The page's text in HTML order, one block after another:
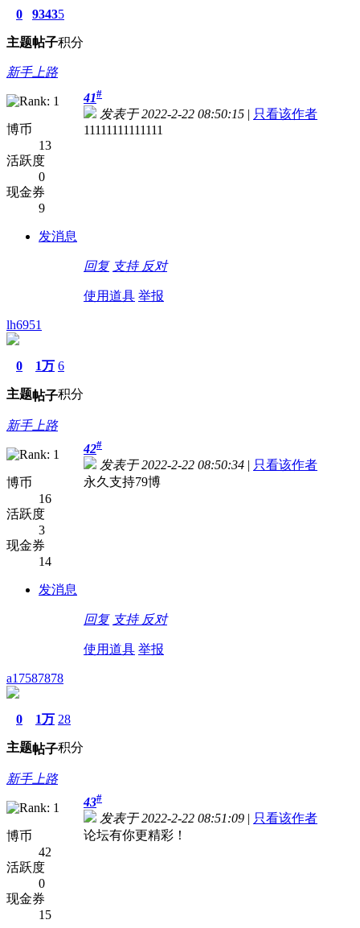
0
主题
9343
帖子
5
积分
新手上路
博币
13
活跃度
0
现金券
9
发消息
41#
发表于 2022-2-22 08:50:15 | 只看该作者
11111111111111
回复 支持 反对
使用道具 举报
lh6951
0
主题
1万
帖子
6
积分
新手上路
博币
16
活跃度
3
现金券
14
发消息
42#
发表于 2022-2-22 08:50:34 | 只看该作者
永久支持79博
回复 支持 反对
使用道具 举报
a17587878
0
主题
1万
帖子
28
积分
新手上路
博币
42
活跃度
0
现金券
15
43#
发表于 2022-2-22 08:51:09 | 只看该作者
论坛有你更精彩！